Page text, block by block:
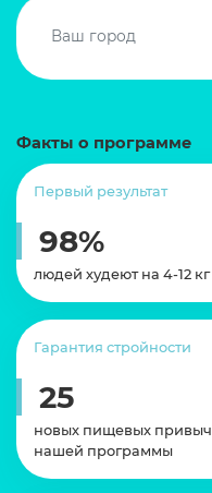
Факты о программе
Первый результат
98%
людей худеют на 4-12
Гарантия стройности
25
новых пищевых
нашей программы